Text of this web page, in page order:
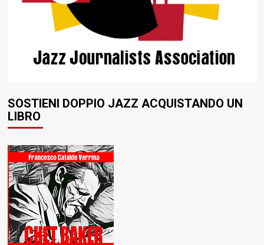
SOSTIENI DOPPIO JAZZ ACQUISTANDO UN
LIBRO